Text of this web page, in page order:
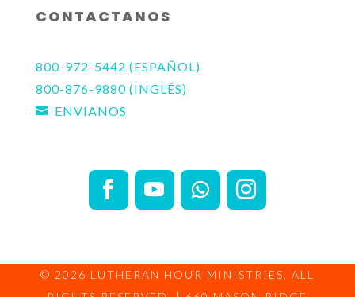
CONTACTANOS
800-972-5442 (ESPAÑOL)
800-876-9880 (INGLÉS)
 ENVIANOS
© 2026 LUTHERAN HOUR MINISTRIES
, ALL